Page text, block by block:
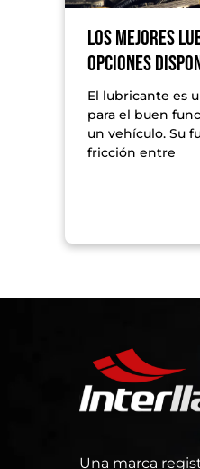
Los Mejores
Opciones
El lubricante es
para el buen
un vehículo. Su
fricción entre
Una marca